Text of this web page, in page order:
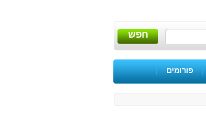
חפש
| פורומים |